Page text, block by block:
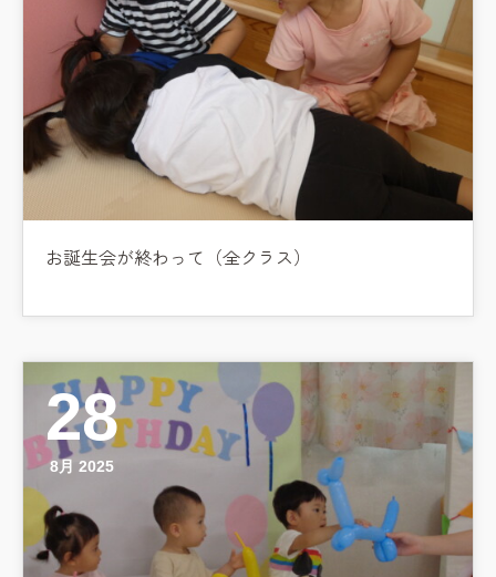
お誕生会が終わって（全クラス）
28
8月 2025